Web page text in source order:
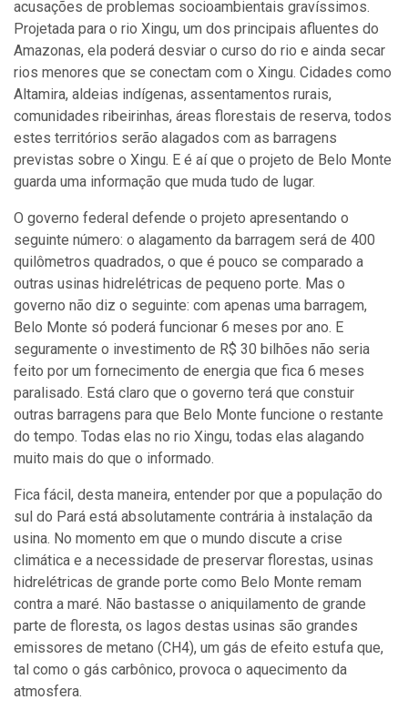
acusações de problemas socioambientais gravíssimos.
Projetada para o rio Xingu, um dos principais afluentes do
Amazonas, ela poderá desviar o curso do rio e ainda secar
rios menores que se conectam com o Xingu. Cidades como
Altamira, aldeias indígenas, assentamentos rurais,
comunidades ribeirinhas, áreas florestais de reserva, todos
estes territórios serão alagados com as barragens
previstas sobre o Xingu. E é aí que o projeto de Belo Monte
guarda uma informação que muda tudo de lugar.
O governo federal defende o projeto apresentando o
seguinte número: o alagamento da barragem será de 400
quilômetros quadrados, o que é pouco se comparado a
outras usinas hidrelétricas de pequeno porte. Mas o
governo não diz o seguinte: com apenas uma barragem,
Belo Monte só poderá funcionar 6 meses por ano. E
seguramente o investimento de R$ 30 bilhões não seria
feito por um fornecimento de energia que fica 6 meses
paralisado. Está claro que o governo terá que constuir
outras barragens para que Belo Monte funcione o restante
do tempo. Todas elas no rio Xingu, todas elas alagando
muito mais do que o informado.
Fica fácil, desta maneira, entender por que a população do
sul do Pará está absolutamente contrária à instalação da
usina. No momento em que o mundo discute a crise
climática e a necessidade de preservar florestas, usinas
hidrelétricas de grande porte como Belo Monte remam
contra a maré. Não bastasse o aniquilamento de grande
parte de floresta, os lagos destas usinas são grandes
emissores de metano (CH4), um gás de efeito estufa que,
tal como o gás carbônico, provoca o aquecimento da
atmosfera.